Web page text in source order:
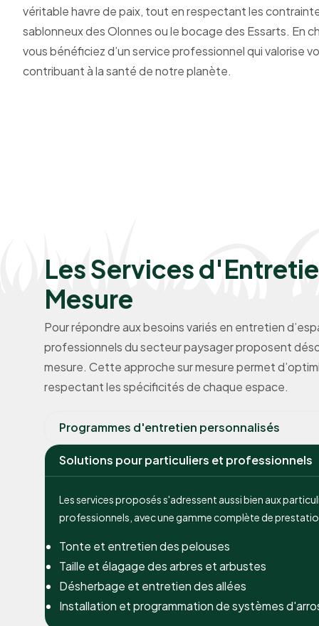
véritable havre de paix, tout en respectant les
sablonneux des Olonnes ou le bocage des Essarts. En
vous bénéficiez d’un service professionnel qui valorise
contribuant à la santé de notre planète.
Les Services
Mesure
Pour répondre aux besoins variés en entretien
professionnels du secteur paysager proposent
mesure. Cette approche sur mesure permet
respectant les spécificités de chaque espace.
Programmes d'entretien personnalisés
Solutions pour particuliers et professionnels
Les services proposés s'adressent aussi bien aux
professionnels, avec une gamme complète de
Tonte et entretien des pelouses
Taille et élagage des arbres et arbustes
Désherbage et entretien des allées
Installation et programmation de systèmes